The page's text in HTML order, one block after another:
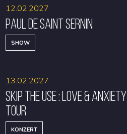
Paul de Saint Sernin
SHOW
12.02.2027
Skip The Use : Love & Anxiety
Tour
KONZERT
13.02.2027